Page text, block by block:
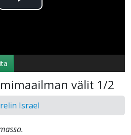
Toista
välit 1/2
Israel